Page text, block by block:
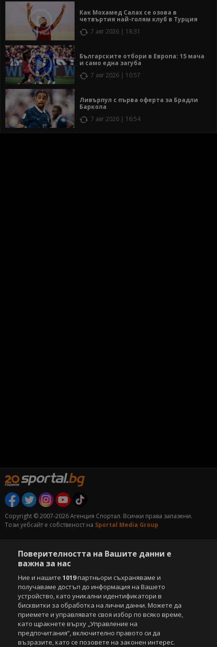
Как Мохамед Салах се озова в
четвъртия най-голям клуб в Турция
7 авг 2026 | 18:31
Българските отбори в Европа: 15 мача
и само една загуба
7 авг 2026 | 10:57
Ливърпул с първа оферта за Брадли
Баркола
7 авг 2026 | 16:54
Copyright © 2007-2026 Агенция Спортал. Всички права запазени.
Този уебсайт е собственост на Sportal Media Group
Етични правила на НСС
Лични данни
Управление на предпочитания
Съдържанието на този уеб сайт и технологиите, използвани в него, са
под закрила на Закона за авторското право и сродните му права.
Всички статии, репортажи, интервюта и други текстови, графични и
видео материали, публикувани в сайта, са собственост на Агенция
Спортал, освен ако изрично е посочено друго. Допуска се
публикуване на текстови материали само след писмено съгласие на
Агенция Спортал, посочване на източника и добавяне на линк към
www.sportal.bg. Използването на графични и видео материали,
Поверителността на Вашите данни е
важна за нас
Ние и нашите1019партньори съхраняваме и
получаваме достъп до информация на Вашето
устройство, като уникални идентификатори в
бисквитки за обработка на лични данни. Можете да
приемете и управлявате своя избор по всяко време,
като щракнете върху „Управление на
предпочитания“, включително правото си да
възразите, като се позовете на законен интерес.